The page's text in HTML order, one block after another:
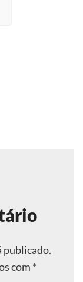
publicado.
com *